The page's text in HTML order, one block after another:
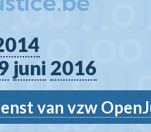
juni 2016
van vzw